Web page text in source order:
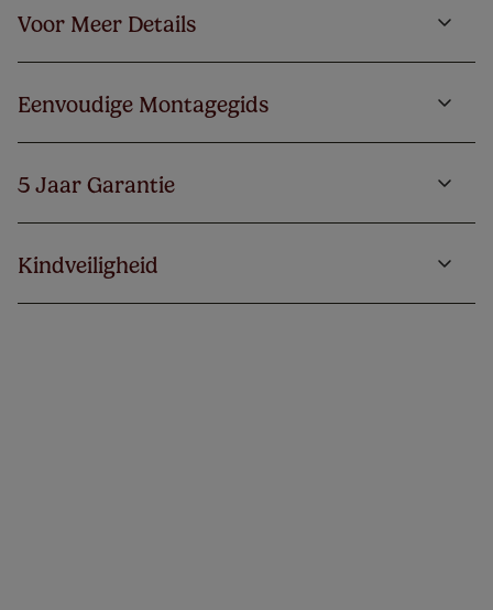
Voor Meer Details
Eenvoudige Montagegids
5 Jaar Garantie
Kindveiligheid